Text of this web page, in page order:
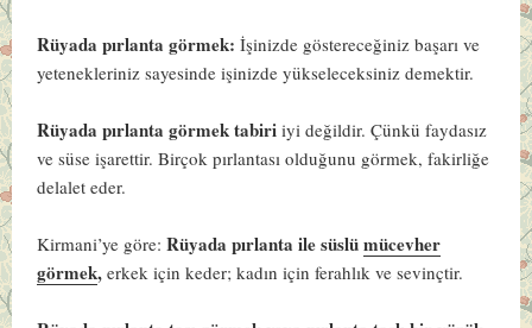
Rüyada pırlanta görmek:İşinizde göstereceğiniz başarı ve
yetenekleriniz sayesinde işinizde yükseleceksiniz demektir.
Rüyada pırlanta görmek tabiri iyi değildir. Çünkü faydasız
ve süse işarettir. Birçok pırlantası olduğunu görmek, fakirliğe
delalet eder.
Kirmani’ye göre: Rüyada pırlanta ile süslümücevher
görmek,erkek için keder; kadın için ferahlık ve sevinçtir.